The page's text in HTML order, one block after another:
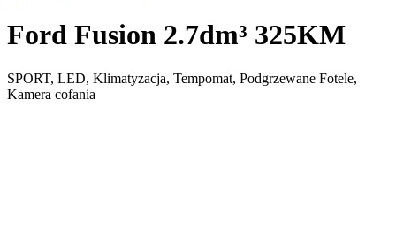
Ford Fusion 2.7dm³ 325KM
SPORT, LED, Klimatyzacja, Tempomat, Podgrzewane Fotele,
Kamera cofania